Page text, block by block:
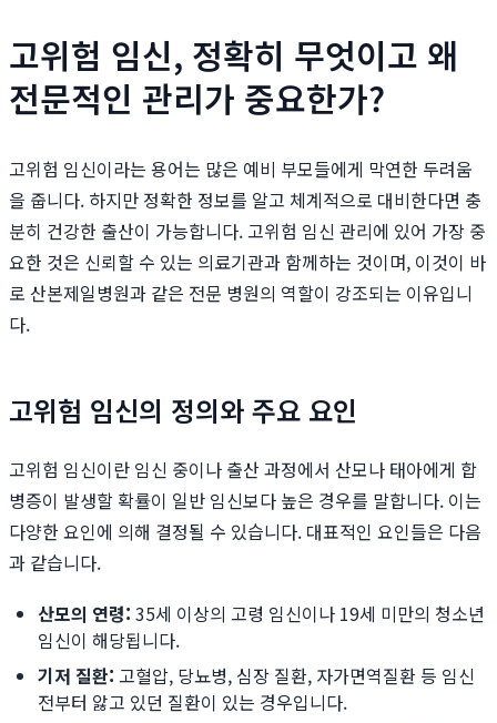
고위험 임신, 정확히 무엇이고 왜
전문적인 관리가 중요한가?
고위험 임신이라는 용어는 많은 예비 부모들에게 막연한 두려움
을 줍니다. 하지만 정확한 정보를 알고 체계적으로 대비한다면 충
분히 건강한 출산이 가능합니다. 고위험 임신 관리에 있어 가장 중
요한 것은 신뢰할 수 있는 의료기관과 함께하는 것이며, 이것이 바
로 산본제일병원과 같은 전문 병원의 역할이 강조되는 이유입니
다.
고위험 임신의 정의와 주요 요인
고위험 임신이란 임신 중이나 출산 과정에서 산모나 태아에게 합
병증이 발생할 확률이 일반 임신보다 높은 경우를 말합니다. 이는
다양한 요인에 의해 결정될 수 있습니다. 대표적인 요인들은 다음
과 같습니다.
산모의 연령: 35세 이상의 고령 임신이나 19세 미만의 청소년
임신이 해당됩니다.
기저 질환: 고혈압, 당뇨병, 심장 질환, 자가면역질환 등 임신
전부터 앓고 있던 질환이 있는 경우입니다.